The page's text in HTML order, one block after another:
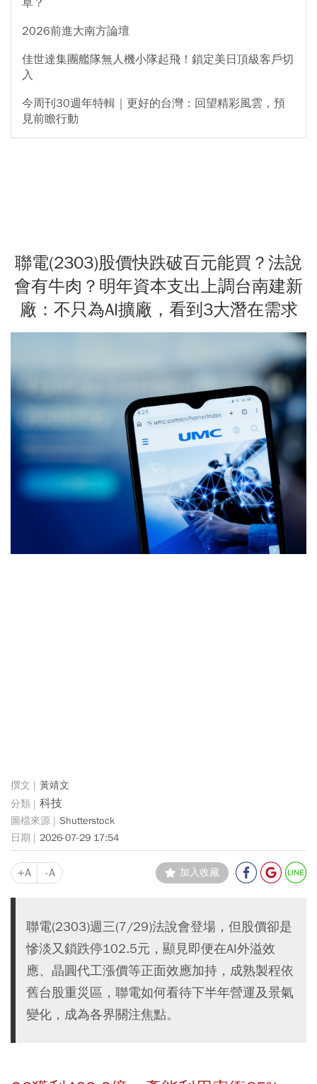
2026前進大南方論壇
佳世達集團艦隊無人機小隊起飛！鎖定美日頂級客戶切
入
今周刊30週年特輯｜更好的台灣：回望精彩風雲，預
見前瞻行動
聯電(2303)股價快跌破百元能買？法說
會有牛肉？明年資本支出上調台南建新
廠：不只為AI擴廠，看到3大潛在需求
黃靖文
科技
Shutterstock
2026-07-29 17:54
+A -A 加入收藏
聯電(2303)週三(7/29)法說會登場，但股價卻是
慘淡又鎖跌停102.5元，顯見即便在AI外溢效
應、晶圓代工漲價等正面效應加持，成熟製程依
舊台股重災區，聯電如何看待下半年營運及景氣
變化，成為各界關注焦點。